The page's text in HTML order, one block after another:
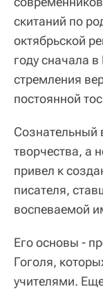
скитаний по
октябрьской
году сначала
стремления
постоянной
Сознательный
творчества, а
привел к
писателя,
воспеваемой
Его основы -
Гоголя,
учителями.